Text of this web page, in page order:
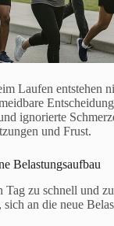
Laufen entstehen
ignorierte
und Frust.
Belastungsaufbau
Tag zu schnell und
an die neue